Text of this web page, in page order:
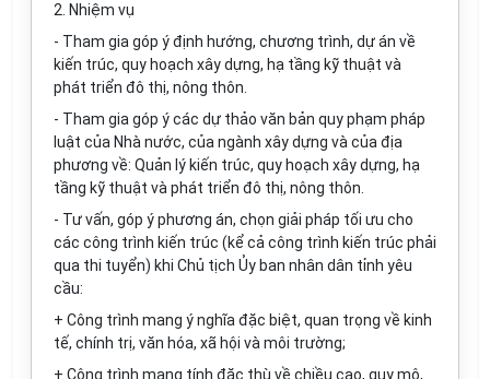
2. Nhiệm vụ
- Tham gia góp ý định hướng, chương trình, dự án về
kiến trúc, quy hoạch xây dựng, hạ tầng kỹ thuật và
phát triển đô thị, nông thôn.
- Tham gia góp ý các dự thảo văn bản quy phạm pháp
luật của Nhà nước, của ngành xây dựng và của địa
phương về: Quản lý kiến trúc, quy hoạch xây dựng, hạ
tầng kỹ thuật và phát triển đô thị, nông thôn.
- Tư vấn, góp ý phương án, chọn giải pháp tối ưu cho
các công trình kiến trúc (kể cả công trình kiến trúc phải
qua thi tuyển) khi Chủ tịch Ủy ban nhân dân tỉnh yêu
cầu:
+ Công trình mang ý nghĩa đặc biệt, quan trọng về kinh
tế, chính trị, văn hóa, xã hội và môi trường;
+ Công trình mang tính đặc thù về chiều cao, quy mô,